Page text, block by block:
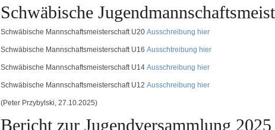
Schwäbische
Schwäbische Mannschaftsmeisterschaft U20Ausschreibung hier
Schwäbische Mannschaftsmeisterschaft U16Ausschtreibung hier
Schwäbische Mannschaftsmeisterschaft U14Ausschreibung hier
Schwäbische Mannschaftsmeisterschaft U12Ausschreibung hier
(Peter Przybylski, 27.10.2025)
Bericht zur Jugendversammlung 2025